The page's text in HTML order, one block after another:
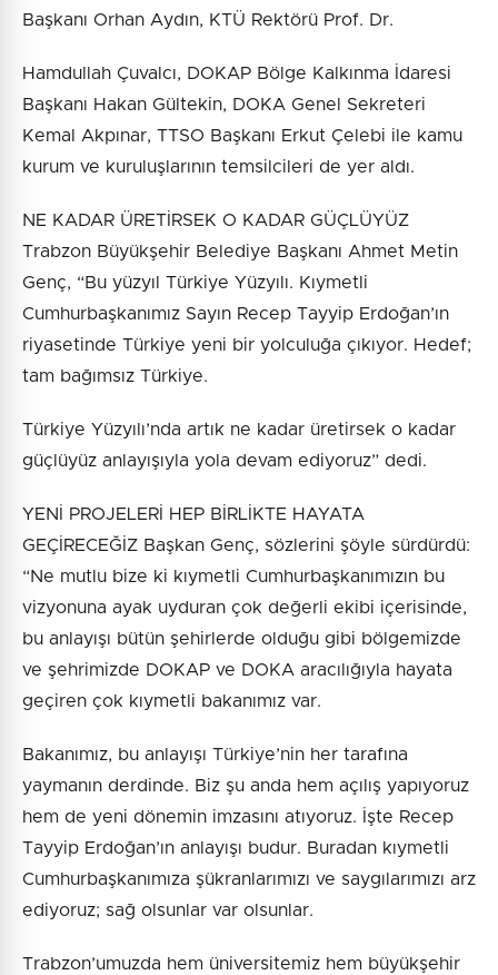
Başkanı Orhan Aydın, KTÜ Rektörü Prof. Dr.
Hamdullah Çuvalcı, DOKAP Bölge Kalkınma İdaresi
Başkanı Hakan Gültekin, DOKA Genel Sekreteri
Kemal Akpınar, TTSO Başkanı Erkut Çelebi ile kamu
kurum ve kuruluşlarının temsilcileri de yer aldı.
NE KADAR ÜRETİRSEK O KADAR GÜÇLÜYÜZ
Trabzon Büyükşehir Belediye Başkanı Ahmet Metin
Genç, “Bu yüzyıl Türkiye Yüzyılı. Kıymetli
Cumhurbaşkanımız Sayın Recep Tayyip Erdoğan’ın
riyasetinde Türkiye yeni bir yolculuğa çıkıyor. Hedef;
tam bağımsız Türkiye.
Türkiye Yüzyılı’nda artık ne kadar üretirsek o kadar
güçlüyüz anlayışıyla yola devam ediyoruz” dedi.
YENİ PROJELERİ HEP BİRLİKTE HAYATA
GEÇİRECEĞİZ Başkan Genç, sözlerini şöyle sürdürdü:
“Ne mutlu bize ki kıymetli Cumhurbaşkanımızın bu
vizyonuna ayak uyduran çok değerli ekibi içerisinde,
bu anlayışı bütün şehirlerde olduğu gibi bölgemizde
ve şehrimizde DOKAP ve DOKA aracılığıyla hayata
geçiren çok kıymetli bakanımız var.
Bakanımız, bu anlayışı Türkiye’nin her tarafına
yaymanın derdinde. Biz şu anda hem açılış yapıyoruz
hem de yeni dönemin imzasını atıyoruz. İşte Recep
Tayyip Erdoğan’ın anlayışı budur. Buradan kıymetli
Cumhurbaşkanımıza şükranlarımızı ve saygılarımızı arz
ediyoruz; sağ olsunlar var olsunlar.
Trabzon’umuzda hem üniversitemiz hem büyükşehir